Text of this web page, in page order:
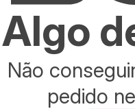
Algo
Não
pedido